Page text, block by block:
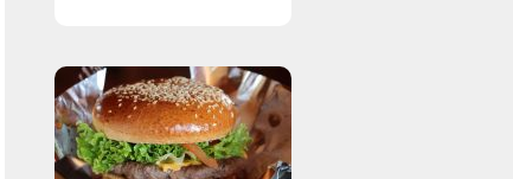
effektiva